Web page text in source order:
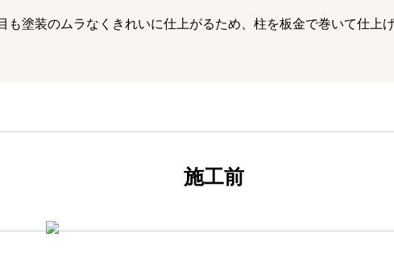
も塗装のムラなくきれいに仕上がるため、柱を板金で巻いて仕上
施工前